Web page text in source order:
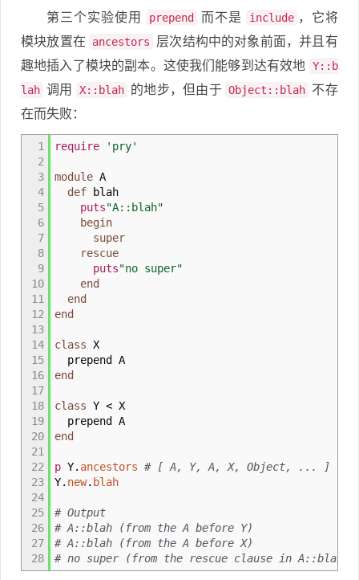
第三个实验使用 prepend 而不是 include ，它将
模块放置在
ancestors
层次结构中的对象前面，并且有
趣地插入了模块的副本。这使我们能够到达有效地 Y::b
lah 调用 X::blah 的地步，但由于 Object::blah 不存
在而失败：
1
2
3
4
5
6
7
8
9
10
11
12
13
14
15
16
17
18
19
20
21
22
23
24
25
26
27
28
require 'pry'
module A
def blah
puts"A::blah"
begin
super
rescue
puts"no super"
end
end
end
class X
prepend A
end
class Y < X
prepend A
end
p Y. ancestors # [ A, Y, A, X, Object, ... ]
Y. new. blah
# Output
# A::blah (from the A before Y)
# A::blah (from the A before X)
# no super (from the rescue clause in A::blah)